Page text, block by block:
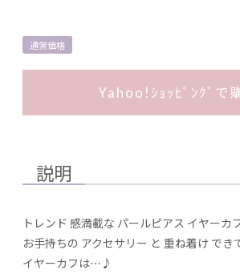
通常価格
Yahoo!ｼｮｯﾋﾟﾝｸﾞで
説明
トレンド 感満載な パールピアス イヤー
お手持ちの アクセサリー と 重ね着け でき
イヤーカフは…♪